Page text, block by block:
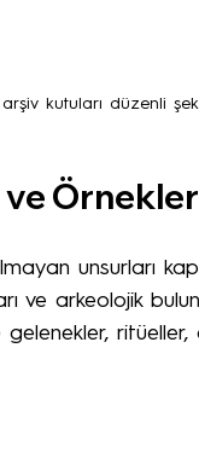
kutuları düzenli
unsurları
ve arkeolojik
ritüeller,